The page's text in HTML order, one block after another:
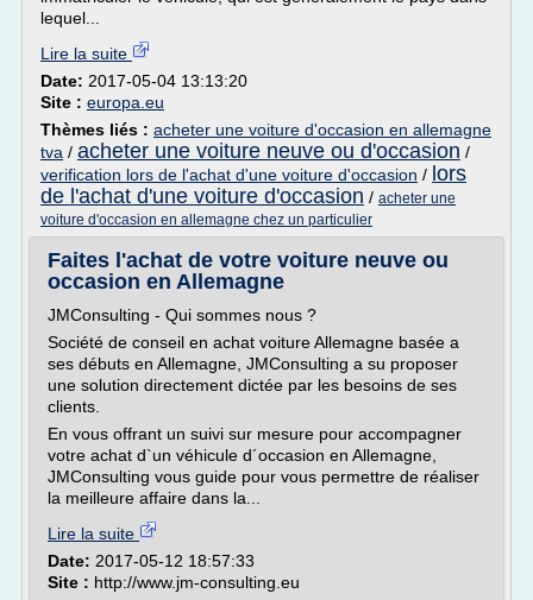
lequel...
Lire la suite
Date: 2017-05-04 13:13:20
Site : europa.eu
Thèmes liés : acheter une voiture d'occasion en allemagne
tva / acheter une voiture neuve ou d'occasion /
verification lors de l'achat d'une voiture d'occasion / lors
de l'achat d'une voiture d'occasion / acheter une
voiture d'occasion en allemagne chez un particulier
Faites l'achat de votre voiture neuve ou
occasion en Allemagne
JMConsulting - Qui sommes nous ?
Société de conseil en achat voiture Allemagne basée a
ses débuts en Allemagne, JMConsulting a su proposer
une solution directement dictée par les besoins de ses
clients.
En vous offrant un suivi sur mesure pour accompagner
votre achat d`un véhicule d´occasion en Allemagne,
JMConsulting vous guide pour vous permettre de réaliser
la meilleure affaire dans la...
Lire la suite
Date: 2017-05-12 18:57:33
Site : http://www.jm-consulting.eu